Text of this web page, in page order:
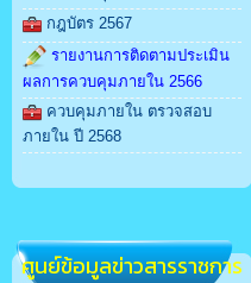
กฎบัตร 2567
รายงานการติดตามประเมิน
ผลการควบคุมภายใน 2566
ควบคุมภายใน ตรวจสอบ
ภายใน ปี 2568
ศูนย์ข้อมูลข่าวสารราชการ